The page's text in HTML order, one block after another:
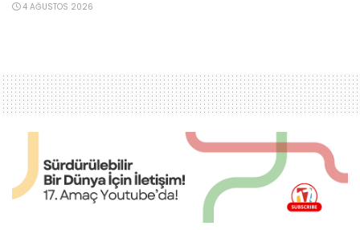
4 AĞUSTOS 2026